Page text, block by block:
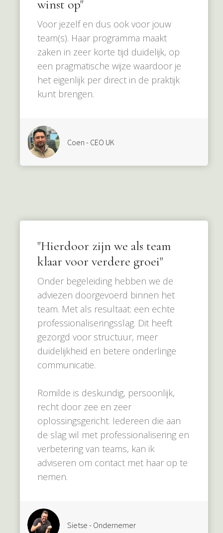
winst op"
Voor jezelf en dus ook voor jouw
team(s). Haar programma maakt
zaken in zeer korte tijd duidelijk, op
een pragmatische wijze waardoor je
het eigenlijk per direct in de praktijk
kunt brengen.
Coen - CEO UK
"Hierdoor zijn we als team
klaar voor verdere groei"
Onder begeleiding hebben we de
adviezen doorgevoerd binnen het
team. Met als resultaat: een echte
professionaliseringsslag. Dit heeft
gezorgd voor structuur, meer
duidelijkheid en betere onderlinge
communicatie.
Romilde is deskundig, persoonlijk,
recht door zee en zeer
oplossingsgericht. Iedereen die aan
de slag wil met professionalisering en
verbetering van teams, kan ik
adviseren om contact met haar op te
nemen.
Sietse - Ondernemer